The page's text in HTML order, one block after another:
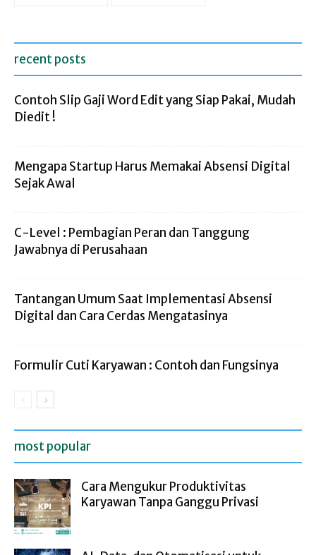
recent posts
Contoh Slip Gaji Word Edit yang Siap Pakai, Mudah
Diedit !
Mengapa Startup Harus Memakai Absensi Digital
Sejak Awal
C-Level : Pembagian Peran dan Tanggung
Jawabnya di Perusahaan
Tantangan Umum Saat Implementasi Absensi
Digital dan Cara Cerdas Mengatasinya
Formulir Cuti Karyawan : Contoh dan Fungsinya
most popular
Cara Mengukur Produktivitas
Karyawan Tanpa Ganggu Privasi